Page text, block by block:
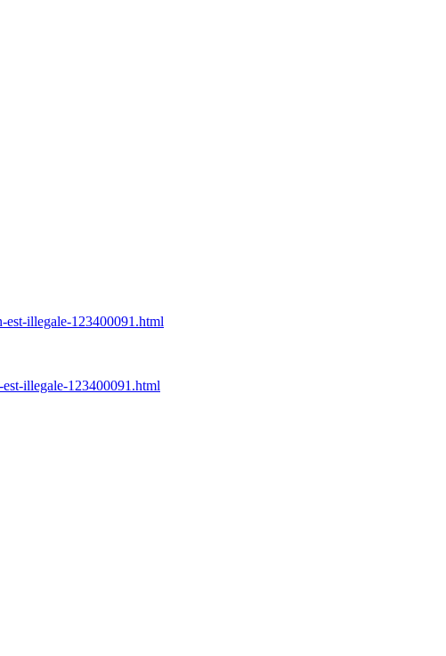
est-illegale-123400091.html
illegale-123400091.html